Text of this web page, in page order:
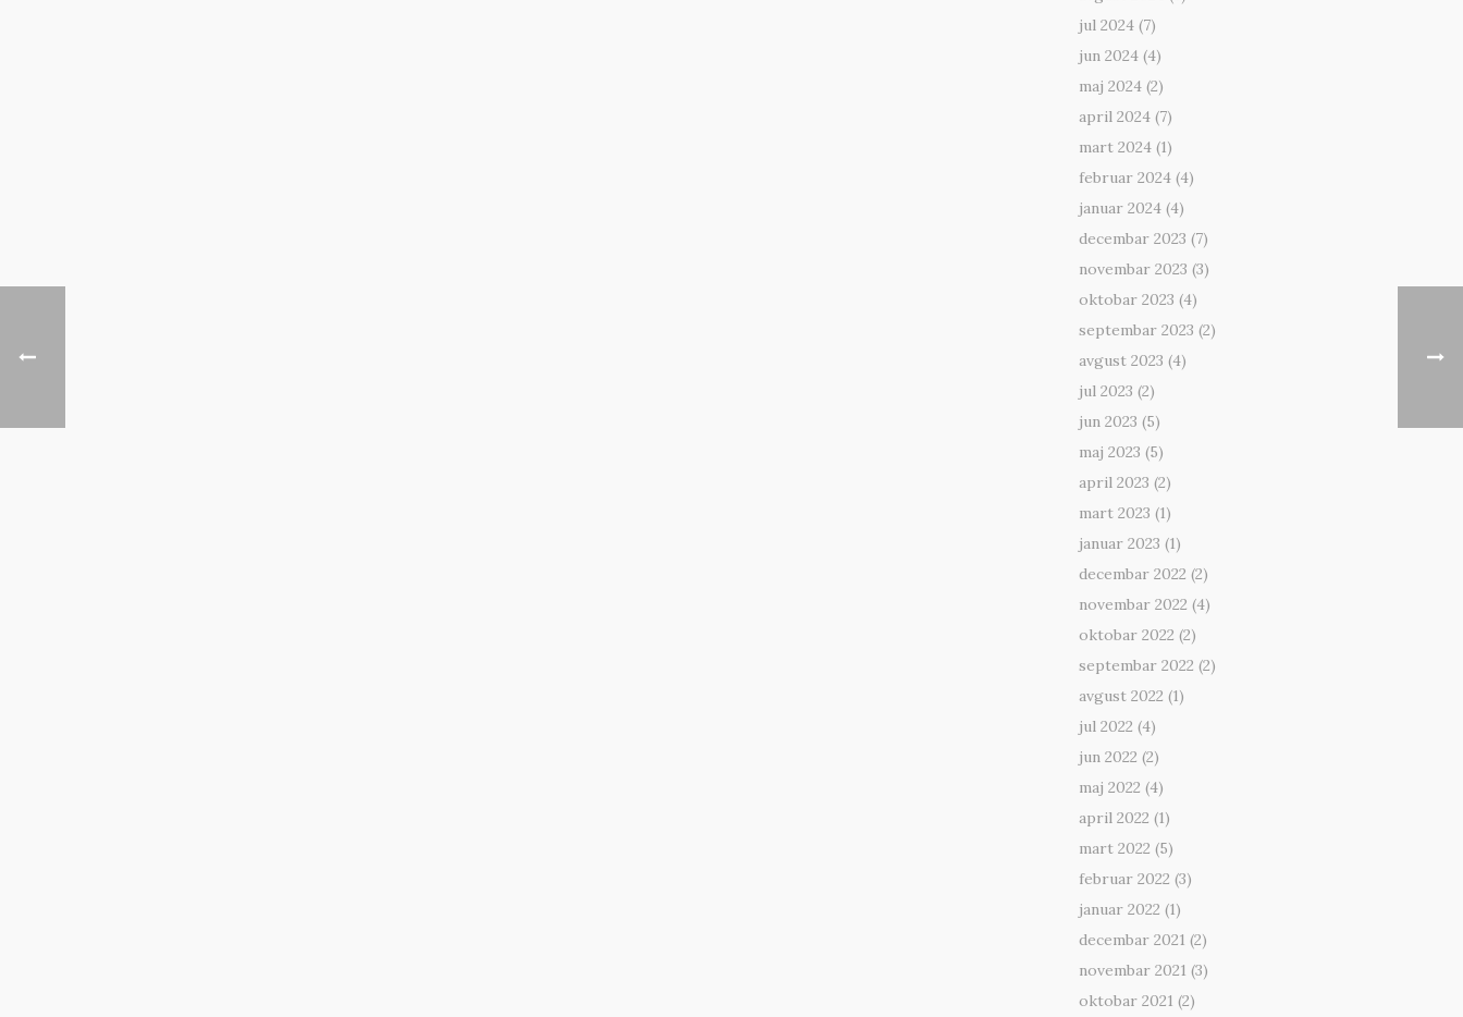
jul 2024 (7)
jun 2024 (4)
maj 2024 (2)
april 2024 (7)
mart 2024 (1)
februar 2024 (4)
januar 2024 (4)
decembar 2023 (7)
novembar 2023 (3)
oktobar 2023 (4)
septembar 2023 (2)
avgust 2023 (4)
jul 2023 (2)
jun 2023 (5)
maj 2023 (5)
april 2023 (2)
mart 2023 (1)
januar 2023 (1)
decembar 2022 (2)
novembar 2022 (4)
oktobar 2022 (2)
septembar 2022 (2)
avgust 2022 (1)
jul 2022 (4)
jun 2022 (2)
maj 2022 (4)
april 2022 (1)
mart 2022 (5)
februar 2022 (3)
januar 2022 (1)
decembar 2021 (2)
novembar 2021 (3)
oktobar 2021 (2)